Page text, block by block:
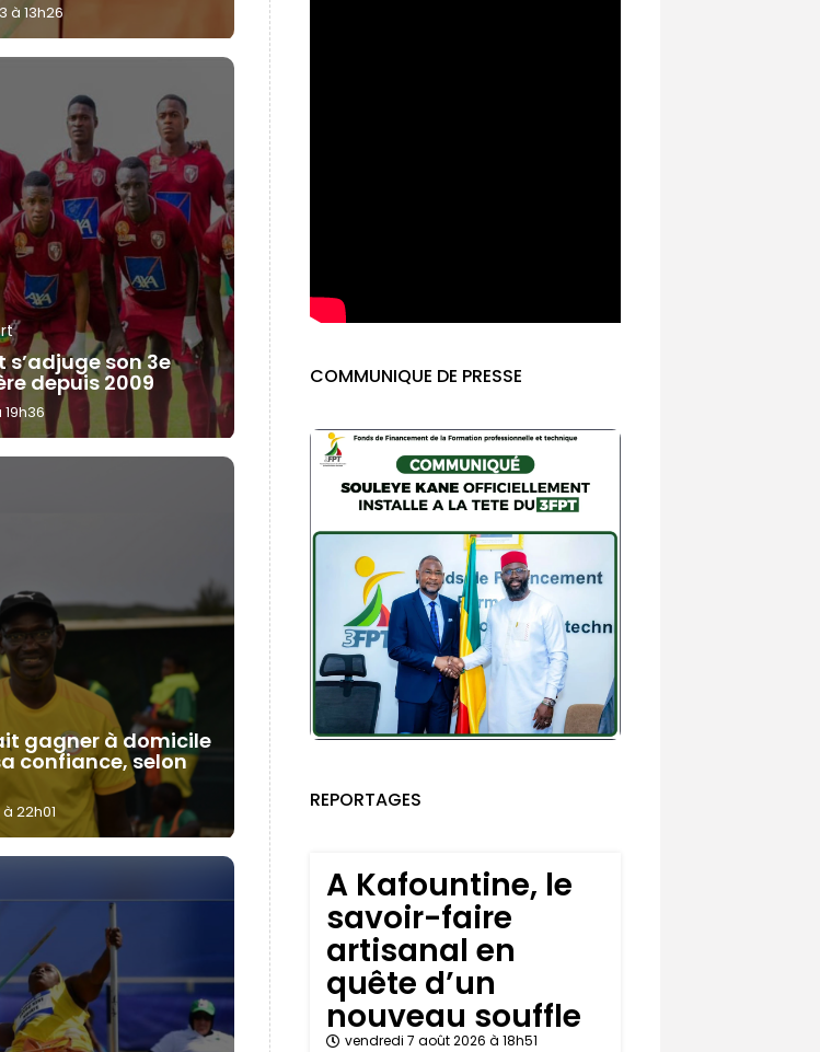
à 13h26
son 3e
depuis 2009
gagner à domicile
confiance, selon
22h01
COMMUNIQUE DE PRESSE
REPORTAGES
A Kafountine, le
savoir-faire
artisanal en
quête d’un
nouveau souffle
vendredi 7 août 2026 à 18h51